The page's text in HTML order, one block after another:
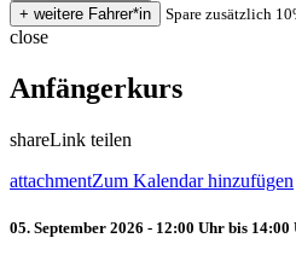
Spare zusätzlich
close
Anfängerkurs
shareLink teilen
attachmentZum Kalendar hinzufügen
05. September 2026 - 12:00 Uhr bis 14:00